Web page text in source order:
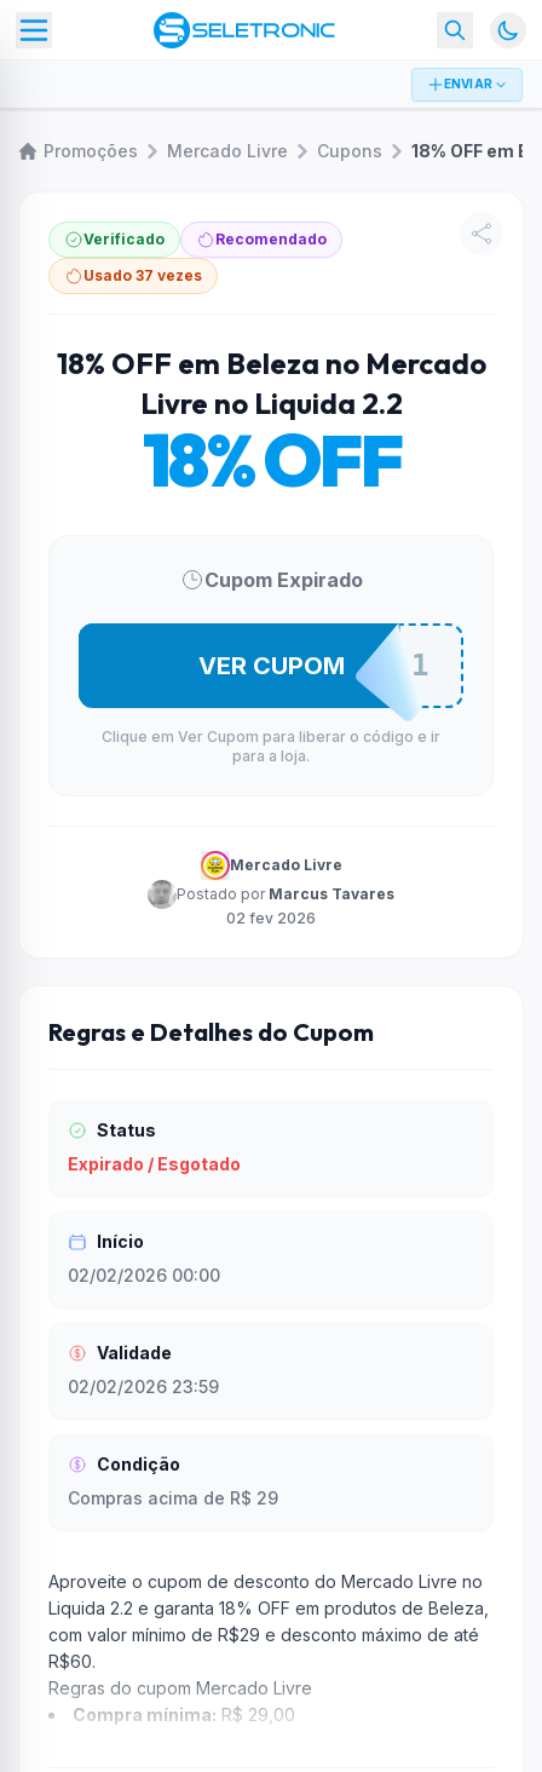
ENVIAR
Promoções Mercado Livre Cupons
Verificado
Recomendado
Usado 37 vezes
18% OFF em Beleza no Mercado
Livre no Liquida 2.2
18% OFF
Cupom Expirado
B3L3Z4M3L1
VER CUPOM
Clique em Ver Cupom para liberar o código e ir
para a loja.
Mercado Livre
Postado por Marcus Tavares
02 fev 2026
Regras e Detalhes do Cupom
Status
Expirado / Esgotado
Início
02/02/2026 00:00
Validade
02/02/2026 23:59
Condição
Compras acima de R$ 29
Aproveite o cupom de desconto do Mercado Livre no
Liquida 2.2 e garanta 18% OFF em produtos de Beleza,
com valor mínimo de R$29 e desconto máximo de até
R$60.
Regras do cupom Mercado Livre
Compra mínima: R$ 29,00